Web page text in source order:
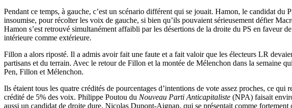
Pendant ce temps, à gauche, c’est un scénario différent qui se jouait. Hamon, le candidat
insoumise, pour récolter les voix de gauche, si bien qu’ils pouvaient sérieusement défier
Hamon s’est retrouvé simultanément affaibli par les désertions de la droite du PS en faveur
intérieure comme extérieure.
Fillon a alors riposté. Il a admis avoir fait une faute et a fait valoir que les électeurs LR
partisans et du terrain. Avec le retour de Fillon et la montée de Mélenchon dans la semaine
Pen, Fillon et Mélenchon.
Ils étaient tous les quatre crédités de pourcentages d’intentions de vote assez proches, ce
crédité de 5% des voix. Philippe Poutou du Nouveau Parti Anticapitaliste (NPA) faisait
aussi un candidat de droite dure, Nicolas Dupont-Aignan, qui se présentait comme